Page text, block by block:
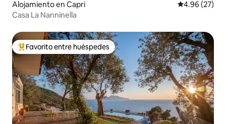
Alojamiento en Capri Calificación
4.96 (27)
Casa La Nanninella
Favorito entre huéspedes preferido
Favorito entre huéspedes